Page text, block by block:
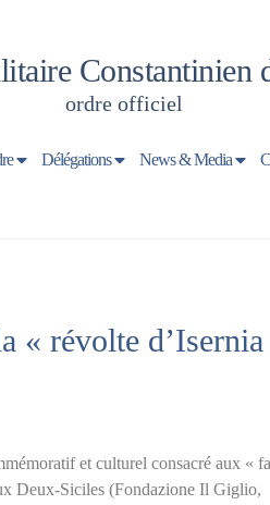
Constantinien
ordre officiel
Délégations News & Media
« révolte d’Isernia
et culturel consacré aux «
Deux-Siciles (Fondazione Il Giglio,